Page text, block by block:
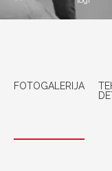
FOTOGALERIJA